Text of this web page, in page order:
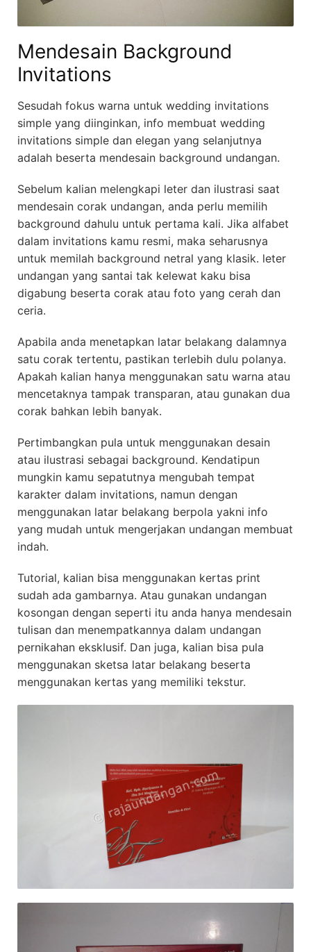
Mendesain Background
Invitations
Sesudah fokus warna untuk wedding invitations
simple yang diinginkan, info membuat wedding
invitations simple dan elegan yang selanjutnya
adalah beserta mendesain background undangan.
Sebelum kalian melengkapi leter dan ilustrasi saat
mendesain corak undangan, anda perlu memilih
background dahulu untuk pertama kali. Jika alfabet
dalam invitations kamu resmi, maka seharusnya
untuk memilah background netral yang klasik. leter
undangan yang santai tak kelewat kaku bisa
digabung beserta corak atau foto yang cerah dan
ceria.
Apabila anda menetapkan latar belakang dalamnya
satu corak tertentu, pastikan terlebih dulu polanya.
Apakah kalian hanya menggunakan satu warna atau
mencetaknya tampak transparan, atau gunakan dua
corak bahkan lebih banyak.
Pertimbangkan pula untuk menggunakan desain
atau ilustrasi sebagai background. Kendatipun
mungkin kamu sepatutnya mengubah tempat
karakter dalam invitations, namun dengan
menggunakan latar belakang berpola yakni info
yang mudah untuk mengerjakan undangan membuat
indah.
Tutorial, kalian bisa menggunakan kertas print
sudah ada gambarnya. Atau gunakan undangan
kosongan dengan seperti itu anda hanya mendesain
tulisan dan menempatkannya dalam undangan
pernikahan eksklusif. Dan juga, kalian bisa pula
menggunakan sketsa latar belakang beserta
menggunakan kertas yang memiliki tekstur.